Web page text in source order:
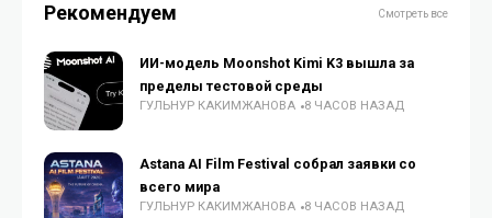
Рекомендуем Смотреть все
ИИ-модель Moonshot Kimi K3 вышла за
пределы тестовой среды
ГУЛЬНУР КАКИМЖАНОВА 8 ЧАСОВ НАЗАД
Astana AI Film Festival собрал заявки со
всего мира
ГУЛЬНУР КАКИМЖАНОВА 8 ЧАСОВ НАЗАД